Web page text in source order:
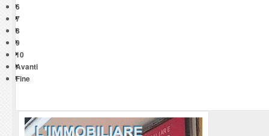
6
7
8
9
10
Avanti
Fine